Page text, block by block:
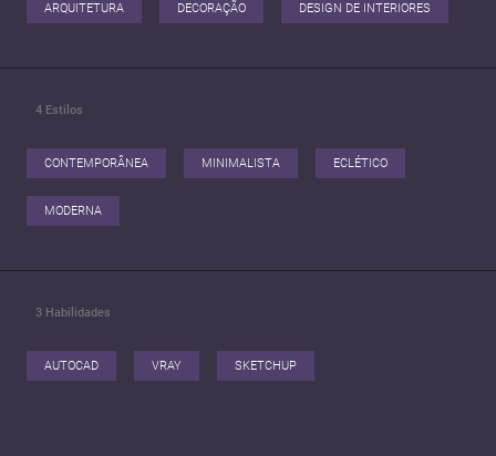
ARQUITETURA DECORAÇÃO DESIGN DE INTERIORES
4 Estilos
CONTEMPORÂNEA MINIMALISTA ECLÉTICO
MODERNA
3 Habilidades
AUTOCAD VRAY SKETCHUP